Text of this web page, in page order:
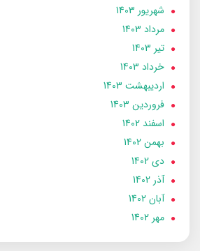
شهریور 1403
مرداد 1403
تير 1403
خرداد 1403
ارديبهشت 1403
فروردین 1403
اسفند 1402
بهمن 1402
دی 1402
آذر 1402
آبان 1402
مهر 1402